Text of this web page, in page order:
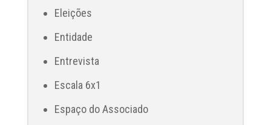
Eleições
Entidade
Entrevista
Escala 6x1
Espaço do Associado